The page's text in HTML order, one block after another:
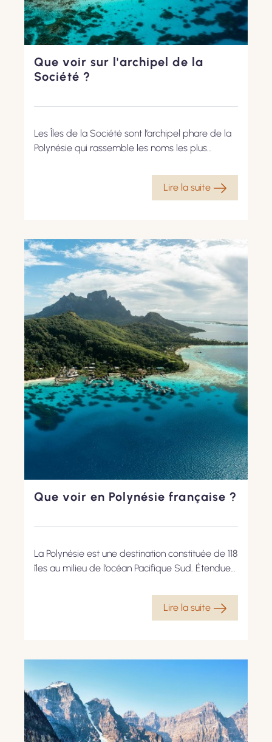
Que voir sur l'archipel de la
Société ?
Les Îles de la Société sont l’archipel phare de la
Polynésie qui rassemble les noms les plus
Moorea. Cet ensemble d’îles offre des paysages
aussi variés que paradisiaques entre volcans et
Lire la suite
Que voir en Polynésie française ?
La Polynésie est une destination constituée de 118
îles au milieu de l’océan Pacifique Sud. Étendues
et coralliennes se divisent en cinq archipels
distincts. Tous offrent des paysagesLire la suite